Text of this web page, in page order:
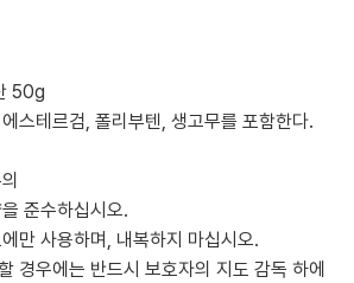
50g
스테르검, 폴리부텐, 생고무를 포함한다.
준수하십시오.
만 사용하며, 내복하지 마십시오.
경우에는 반드시 보호자의 지도 감독 하에